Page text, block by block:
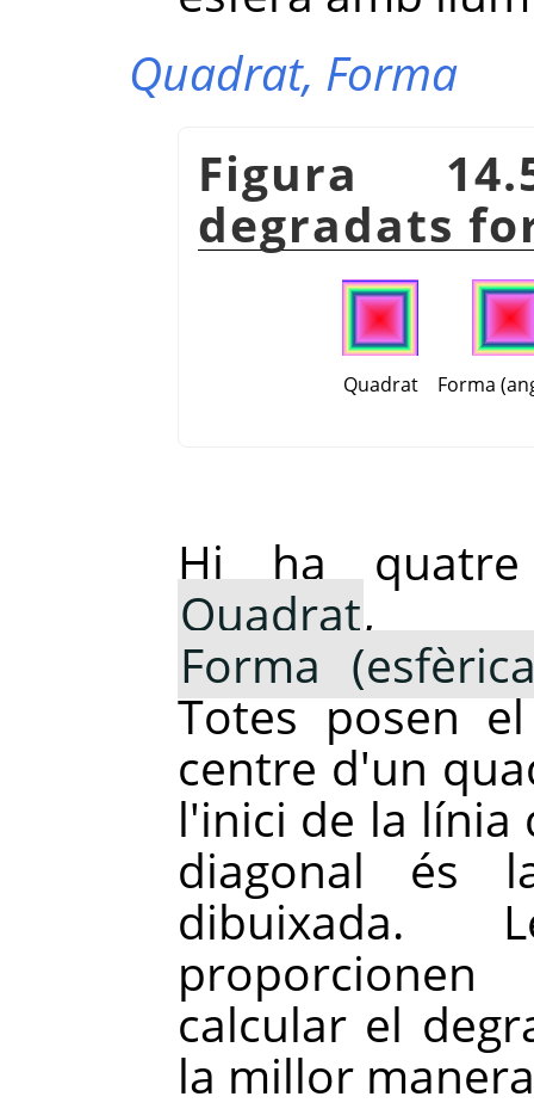
Quadrat, Forma
Figura
degradats
Quadrat Forma
Hi ha quatre
Quadrat
Forma
Totes posen
centre d'un
l'inici de la línia
diagonal és
dibuixada.
calcular el
la millor